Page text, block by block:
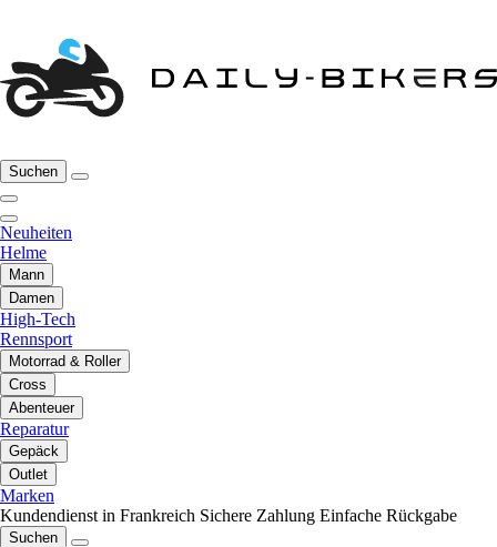
Suchen
Neuheiten
Helme
Mann
Damen
High-Tech
Rennsport
Motorrad & Roller
Cross
Abenteuer
Reparatur
Gepäck
Outlet
Marken
Kundendienst in Frankreich Sichere Zahlung Einfache Rückgabe
Suchen